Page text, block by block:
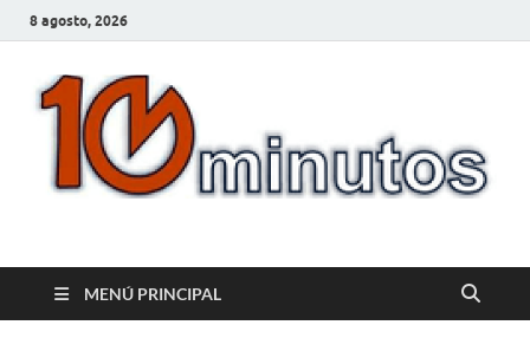
8 agosto, 2026
10minutos.com.uy
MENÚ PRINCIPAL